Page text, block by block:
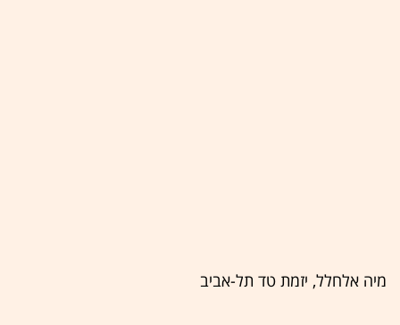
מיה אלחלל, יזמת טד תל-אביב